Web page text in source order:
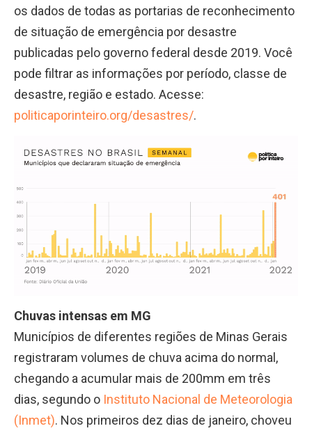
os dados de todas as portarias de reconhecimento
de situação de emergência por desastre
publicadas pelo governo federal desde 2019. Você
pode filtrar as informações por período, classe de
desastre, região e estado. Acesse:
politicaporinteiro.org/desastres/.
Chuvas intensas em MG
Municípios de diferentes regiões de Minas Gerais
registraram volumes de chuva acima do normal,
chegando a acumular mais de 200mm em três
dias, segundo o Instituto Nacional de Meteorologia
(Inmet). Nos primeiros dez dias de janeiro, choveu